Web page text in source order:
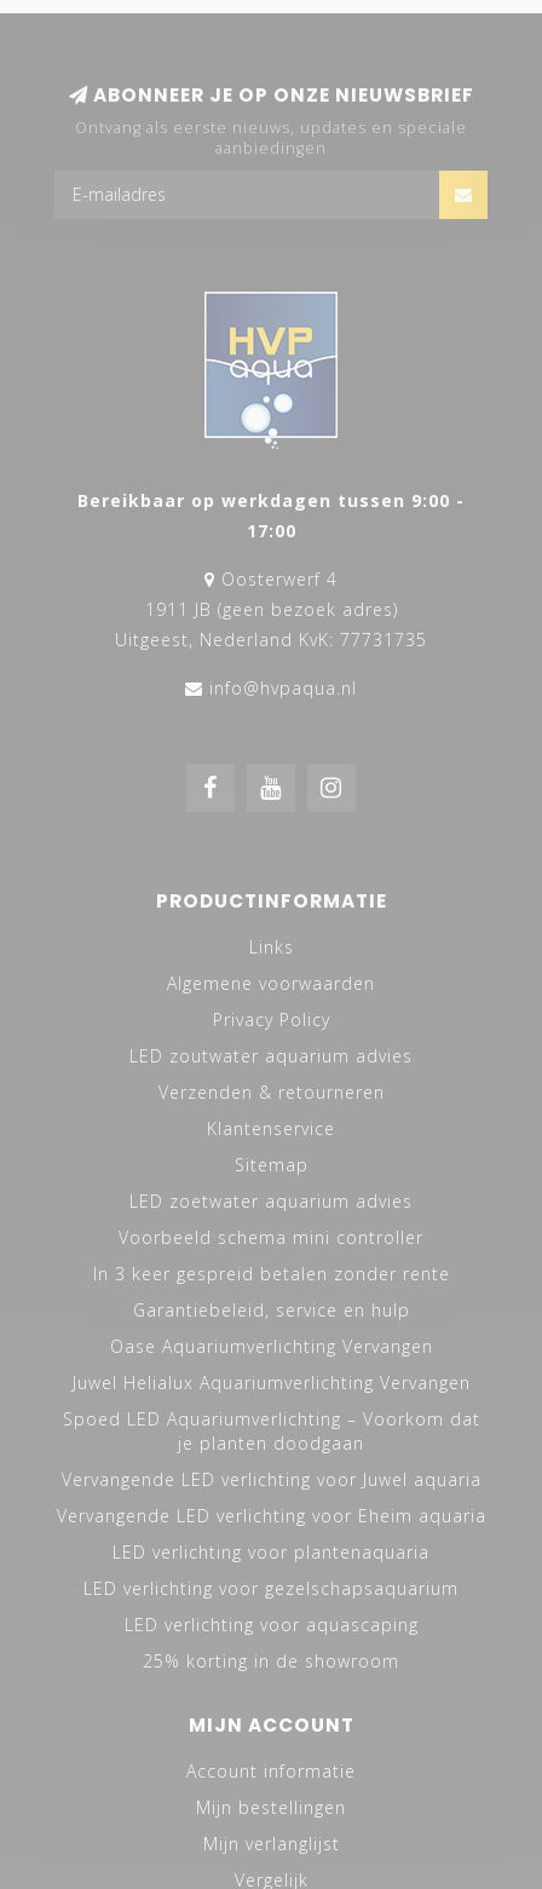
ABONNEER JE OP ONZE NIEUWSBRIEF
Ontvang als eerste nieuws, updates en speciale
aanbiedingen
Bereikbaar op werkdagen tussen 9:00 -
17:00
Oosterwerf 4
1911 JB (geen bezoek adres)
Uitgeest, Nederland KvK: 77731735
info@hvpaqua.nl
PRODUCTINFORMATIE
Links
Algemene voorwaarden
Privacy Policy
LED zoutwater aquarium advies
Verzenden & retourneren
Klantenservice
Sitemap
LED zoetwater aquarium advies
Voorbeeld schema mini controller
In 3 keer gespreid betalen zonder rente
Garantiebeleid, service en hulp
Oase Aquariumverlichting Vervangen
Juwel Helialux Aquariumverlichting Vervangen
Spoed LED Aquariumverlichting – Voorkom dat
je planten doodgaan
Vervangende LED verlichting voor Juwel aquaria
Vervangende LED verlichting voor Eheim aquaria
LED verlichting voor plantenaquaria
LED verlichting voor gezelschapsaquarium
LED verlichting voor aquascaping
25% korting in de showroom
MIJN ACCOUNT
Account informatie
Mijn bestellingen
Mijn verlanglijst
Vergelijk